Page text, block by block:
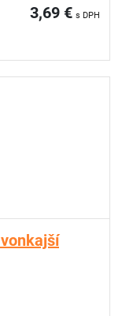
3,69 € s DPH